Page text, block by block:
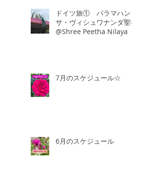
ドイツ旅① パラマハン
サ・ヴィシュワナンダ聖者
@Shree Peetha Nilaya
7月のスケジュール☆
6月のスケジュール